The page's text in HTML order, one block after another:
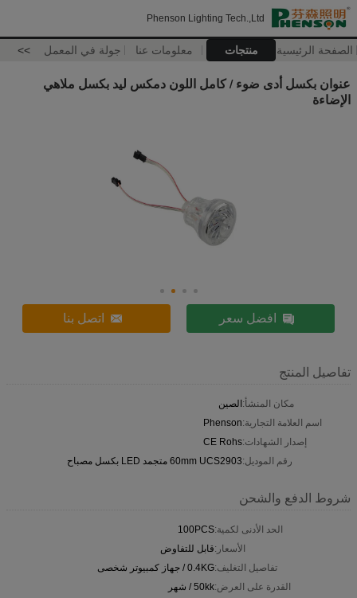
Phenson Lighting Tech.,Ltd
الصفحة الرئيسية منتجات معلومات عنا جولة في المعمل >>
عنوان بكسل أدى ضوء / كامل اللون دمكس ليد بكسل ملاهي
الإضاءة
افضل سعر اتصل بنا
تفاصيل المنتج
مكان المنشأ:الصين
اسم العلامة التجارية:Phenson
إصدار الشهادات:CE Rohs
رقم الموديل:60mm UCS2903 متجمد LED بكسل مصباح
شروط الدفع والشحن
الحد الأدنى لكمية:100PCS
الأسعار:قابل للتفاوض
تفاصيل التغليف:0.4KG / جهاز كمبيوتر شخصى
القدرة على العرض:50kk / شهر